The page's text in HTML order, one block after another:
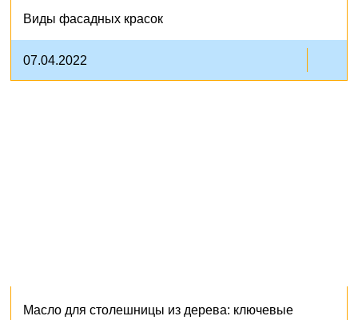
Виды фасадных красок
07.04.2022
Масло для столешницы из дерева: ключевые